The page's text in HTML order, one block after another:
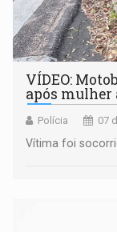
VÍDEO:
após
Polícia 07
Vítima foi